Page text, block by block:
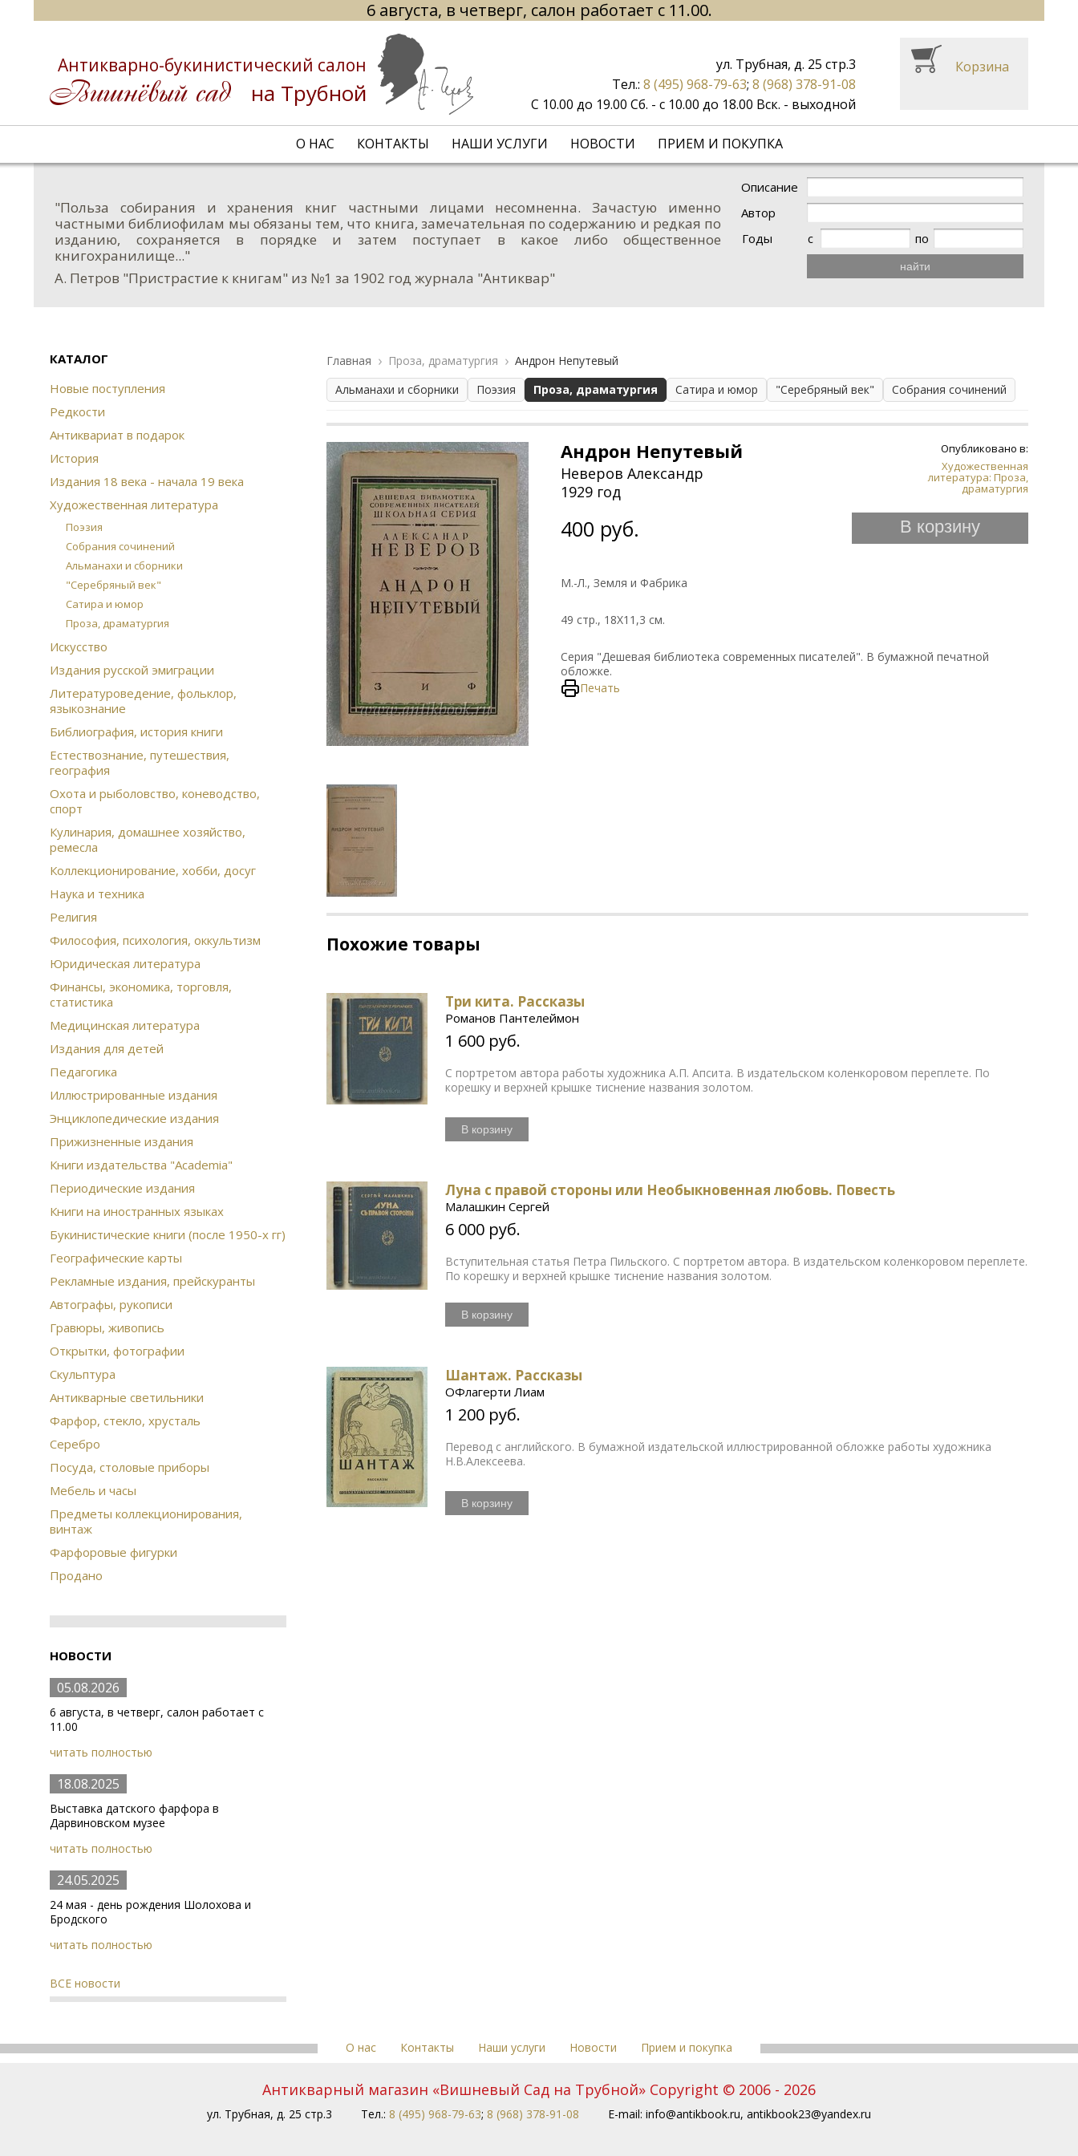
6 августа, в четверг, салон работает с 11.00.
Антикварно-букинистический салон
на Трубной
О НАС КОНТАКТЫ НАШИ УСЛУГИ НОВОСТИ ПРИЕМ И ПОКУПКА
ул. Трубная, д. 25 стр.3
Тел.: 8 (495) 968-79-63; 8 (968) 378-91-08
С 10.00 до 19.00 Сб. - с 10.00 до 18.00 Вск. - выходной
Корзина
Описание
Автор
Годы
с по
найти
"Польза собирания и хранения книг частными лицами несомненна. Зачастую именно
частными библиофилам мы обязаны тем, что книга, замечательная по содержанию и редкая по
изданию, сохраняется в порядке и затем поступает в какое либо общественное
книгохранилище..."
А. Петров "Пристрастие к книгам" из №1 за 1902 год журнала "Антиквар"
КАТАЛОГ
Новые поступления
Редкости
Антиквариат в подарок
История
Издания 18 века - начала 19 века
Художественная литература
Поэзия
Собрания сочинений
Альманахи и сборники
"Серебряный век"
Сатира и юмор
Проза, драматургия
Искусство
Издания русской эмиграции
Литературоведение, фольклор,
языкознание
Библиография, история книги
Естествознание, путешествия,
география
Охота и рыболовство, коневодство,
спорт
Кулинария, домашнее хозяйство,
ремесла
Коллекционирование, хобби, досуг
Наука и техника
Религия
Философия, психология, оккультизм
Юридическая литература
Финансы, экономика, торговля,
статистика
Медицинская литература
Издания для детей
Педагогика
Иллюстрированные издания
Энциклопедические издания
Прижизненные издания
Книги издательства "Academia"
Периодические издания
Книги на иностранных языках
Букинистические книги (после 1950-х гг)
Географические карты
Рекламные издания, прейскуранты
Автографы, рукописи
Гравюры, живопись
Открытки, фотографии
Скульптура
Антикварные светильники
Фарфор, стекло, хрусталь
Серебро
Посуда, столовые приборы
Мебель и часы
Предметы коллекционирования,
винтаж
Фарфоровые фигурки
Продано
НОВОСТИ
05.08.2026
6 августа, в четверг, салон работает с
11.00
читать полностью
18.08.2025
Выставка датского фарфора в
Дарвиновском музее
читать полностью
24.05.2025
24 мая - день рождения Шолохова и
Бродского
читать полностью
ВСЕ новости
Главная Проза, драматургия
Андрон Непутевый
Альманахи и сборники
Поэзия Проза, драматургия Сатира и юмор "Серебряный век" Собрания сочинений
Опубликовано в:
Художественная
литература: Проза,
драматургия
Андрон Непутевый
Неверов Александр
1929 год
400 руб. В корзину
М.-Л., Земля и Фабрика
49 стр., 18Х11,3 см.
Серия "Дешевая библиотека современных писателей". В бумажной печатной
обложке.
Печать
Похожие товары
Три кита. Рассказы
Романов Пантелеймон
1 600 руб.
С портретом автора работы художника А.П. Апсита. В издательском коленкоровом переплете. По
корешку и верхней крышке тиснение названия золотом.
В корзину
Луна с правой стороны или Необыкновенная любовь. Повесть
Малашкин Сергей
6 000 руб.
Вступительная статья Петра Пильского. С портретом автора. В издательском коленкоровом переплете.
По корешку и верхней крышке тиснение названия золотом.
В корзину
Шантаж. Рассказы
ОФлагерти Лиам
1 200 руб.
Перевод с английского. В бумажной издательской иллюстрированной обложке работы художника
Н.В.Алексеева.
В корзину
О нас Контакты Наши услуги Новости Прием и покупка
Антикварный магазин «Вишневый Сад на Трубной» Copyright © 2006 - 2026
ул. Трубная, д. 25 стр.3 Тел.: 8 (495) 968-79-63; 8 (968) 378-91-08 E-mail: info@antikbook.ru, antikbook23@yandex.ru